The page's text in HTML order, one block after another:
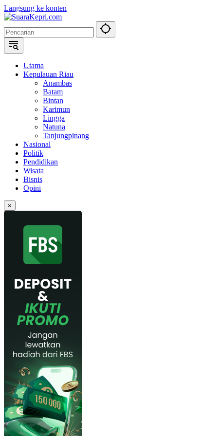
Langsung ke konten
Utama
Kepulauan Riau
Anambas
Batam
Bintan
Karimun
Lingga
Natuna
Tanjungpinang
Nasional
Politik
Pendidikan
Wisata
Bisnis
Opini
×